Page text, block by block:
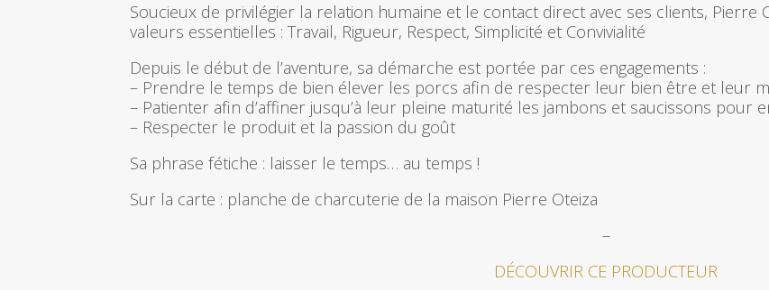
Soucieux de privilégier la relation humaine et le contact direct avec ses clients, Pierre
valeurs essentielles : Travail, Rigueur, Respect, Simplicité et Convivialité
Depuis le début de l’aventure, sa démarche est portée par ces engagements :
– Prendre le temps de bien élever les porcs afin de respecter leur bien être et leur
– Patienter afin d’affiner jusqu’à leur pleine maturité les jambons et saucissons pour
– Respecter le produit et la passion du goût
Sa phrase fétiche : laisser le temps… au temps !
Sur la carte : planche de charcuterie de la maison Pierre Oteiza
–
DÉCOUVRIR CE PRODUCTEUR